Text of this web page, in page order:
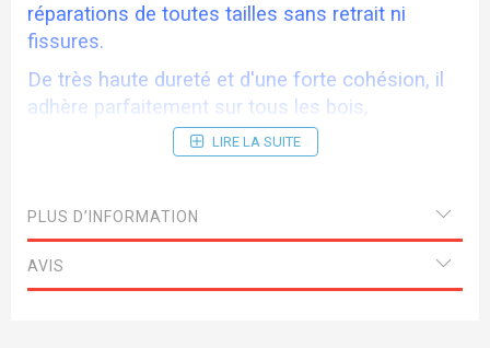
réparations de toutes tailles sans retrait ni
fissures.
De très haute dureté et d'une forte cohésion, il
adhère parfaitement sur tous les bois,
agglomérés et contreplaqués.
être poncé, vissé, cloué, percé, scié et peint 20
min après son application.
UTILISATION:Mélanger avec 2% de durcisseur.
LIRE LA SUITE
PLUS D’INFORMATION
AVIS